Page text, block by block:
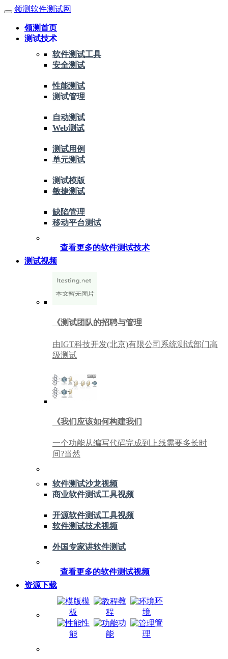
领测软件测试网
领测首页
测试技术
软件测试工具
安全测试
性能测试
测试管理
自动测试
Web测试
测试用例
单元测试
测试模版
敏捷测试
缺陷管理
移动平台测试
查看更多的软件测试技术
测试视频
《测试团队的招聘与管理
由IGT科技开发(北京)有限公司系统测试部门高
级测试
《我们应该如何构建我们
一个功能从编写代码完成到上线需要多长时
间?当然
软件测试沙龙视频
商业软件测试工具视频
开源软件测试工具视频
软件测试技术视频
外国专家讲软件测试
查看更多的软件测试视频
资源下载
模
板
教
程
环
境
性
能
功
能
管
理